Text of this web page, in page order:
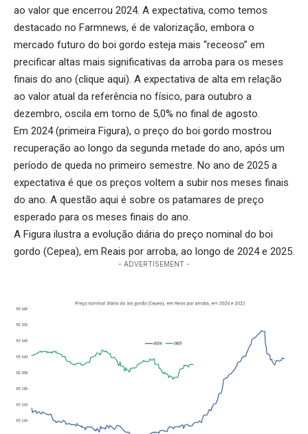
ao valor que encerrou 2024. A expectativa, como temos
destacado no Farmnews, é de valorização, embora o
mercado futuro do boi gordo esteja mais “receoso” em
precificar altas mais significativas da arroba para os meses
finais do ano (clique aqui). A expectativa de alta em relação
ao valor atual da referência no físico, para outubro a
dezembro, oscila em torno de 5,0% no final de agosto.
Em 2024 (primeira Figura), o preço do boi gordo mostrou
recuperação ao longo da segunda metade do ano, após um
período de queda no primeiro semestre. No ano de 2025 a
expectativa é que os preços voltem a subir nos meses finais
do ano. A questão aqui é sobre os patamares de preço
esperado para os meses finais do ano.
A Figura ilustra a evolução diária do preço nominal do boi
gordo (Cepea), em Reais por arroba, ao longo de 2024 e 2025.
- ADVERTISEMENT -